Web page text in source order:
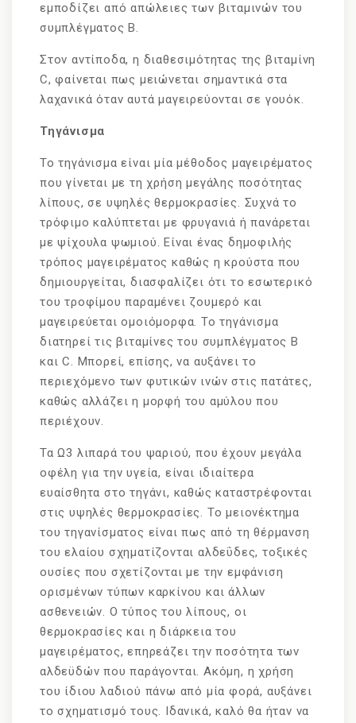
εμποδίζει από απώλειες των βιταμινών του
συμπλέγματος Β.
Στον αντίποδα, η διαθεσιμότητας της βιταμίνη
C, φαίνεται πως μειώνεται σημαντικά στα
λαχανικά όταν αυτά μαγειρεύονται σε γουόκ.
Τηγάνισμα
Το τηγάνισμα είναι μία μέθοδος μαγειρέματος
που γίνεται με τη χρήση μεγάλης ποσότητας
λίπους, σε υψηλές θερμοκρασίες. Συχνά το
τρόφιμο καλύπτεται με φρυγανιά ή πανάρεται
με ψίχουλα ψωμιού. Είναι ένας δημοφιλής
τρόπος μαγειρέματος καθώς η κρούστα που
δημιουργείται, διασφαλίζει ότι το εσωτερικό
του τροφίμου παραμένει ζουμερό και
μαγειρεύεται ομοιόμορφα. Το τηγάνισμα
διατηρεί τις βιταμίνες του συμπλέγματος B
και C. Μπορεί, επίσης, να αυξάνει το
περιεχόμενο των φυτικών ινών στις πατάτες,
καθώς αλλάζει η μορφή του αμύλου που
περιέχουν.
Τα Ω3 λιπαρά του ψαριού, που έχουν μεγάλα
οφέλη για την υγεία, είναι ιδιαίτερα
ευαίσθητα στο τηγάνι, καθώς καταστρέφονται
στις υψηλές θερμοκρασίες. Το μειονέκτημα
του τηγανίσματος είναι πως από τη θέρμανση
του ελαίου σχηματίζονται αλδεΰδες, τοξικές
ουσίες που σχετίζονται με την εμφάνιση
ορισμένων τύπων καρκίνου και άλλων
ασθενειών. Ο τύπος του λίπους, οι
θερμοκρασίες και η διάρκεια του
μαγειρέματος, επηρεάζει την ποσότητα των
αλδεϋδών που παράγονται. Ακόμη, η χρήση
του ίδιου λαδιού πάνω από μία φορά, αυξάνει
το σχηματισμό τους. Ιδανικά, καλό θα ήταν να